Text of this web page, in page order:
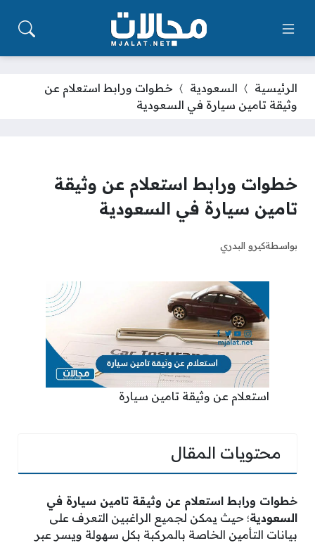
الرئيسية السعودية
خطوات ورابط استعلام عن
وثيقة تامين سيارة في السعودية
خطوات ورابط استعلام عن وثيقة
تامين سيارة في السعودية
بواسطةكيرو البدري
استعلام عن وثيقة تامين سيارة
محتويات المقال
خطوات ورابط استعلام عن وثيقة تامين سيارة في
السعودية؛ حيث يمكن لجميع الراغبين التعرف على
بيانات التأمين الخاصة بالمركبة بكل سهولة ويسر عبر